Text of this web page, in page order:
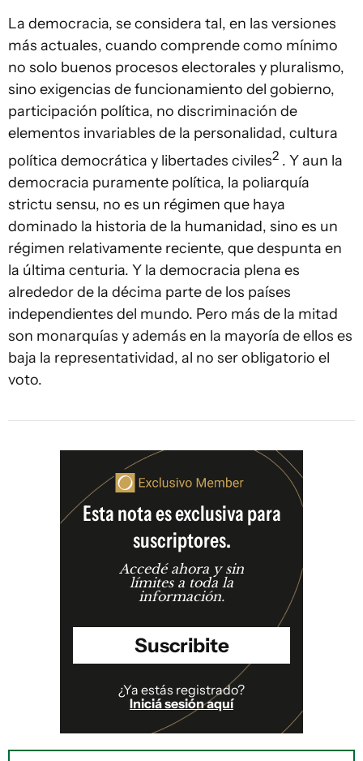
La democracia, se considera tal, en las versiones
más actuales, cuando comprende como mínimo
no solo buenos procesos electorales y pluralismo,
sino exigencias de funcionamiento del gobierno,
participación política, no discriminación de
elementos invariables de la personalidad, cultura
política democrática y libertades civiles2 . Y aun la
democracia puramente política, la poliarquía
strictu sensu, no es un régimen que haya
dominado la historia de la humanidad, sino es un
régimen relativamente reciente, que despunta en
la última centuria. Y la democracia plena es
alrededor de la décima parte de los países
independientes del mundo. Pero más de la mitad
son monarquías y además en la mayoría de ellos es
baja la representatividad, al no ser obligatorio el
voto.
Esta nota es exclusiva para
suscriptores.
Accedé ahora y sin
límites a toda la
información.
Suscribite
¿Ya estás registrado?
Iniciá sesión aquí